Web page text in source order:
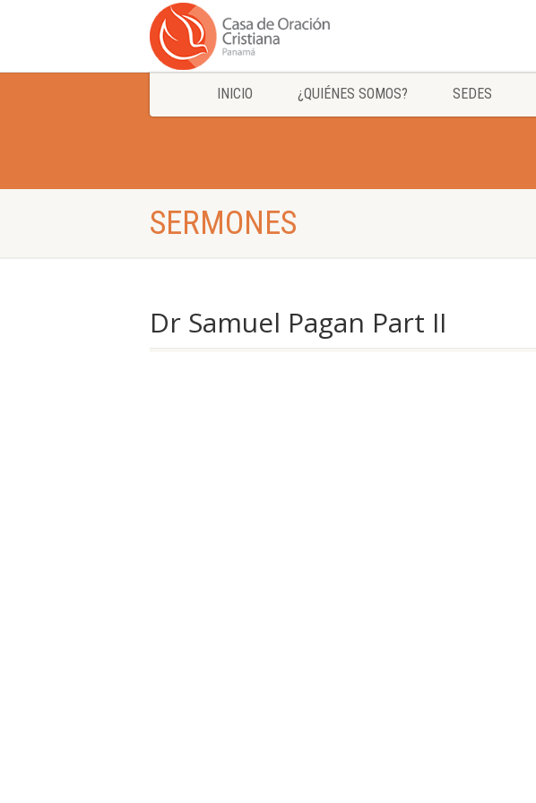
INICIO ¿QUIÉNES SOMOS? SEDES
SERMONES
Dr Samuel Pagan Part II